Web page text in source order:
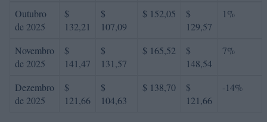
Outubro
de 2025
$
132,21
$
107,09
$ 152,05
$
129,57
1%
Novembro
de 2025
$
141,47
$
131,57
$ 165,52
$
148,54
7%
Dezembro
de 2025
$
121,66
$
104,63
$ 138,70
$
121,66
-14%